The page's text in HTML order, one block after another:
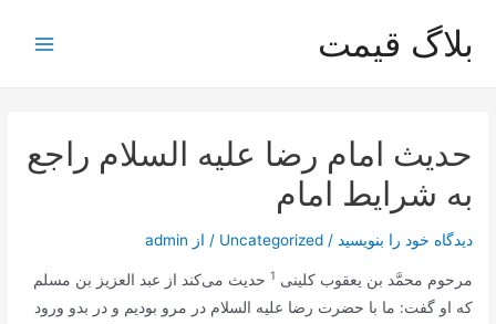
محتوا
بلاگ قیمت
حديث امام رضا علیه السلام راجع
به شرايط امام‏
دیدگاه‌ خود را بنویسید /
Uncategorized / از admin
مرحوم محمَّد بن يعقوب كلينى 1 حديث مى‌كند از عبد العزيز بن مسلم
كه او گفت: ما با حضرت رضا علیه السلام در مرو بوديم و در بدو ورود